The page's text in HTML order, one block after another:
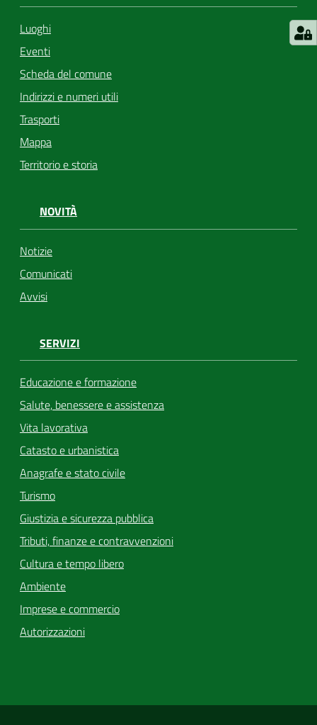
Luoghi
Eventi
Scheda del comune
Indirizzi e numeri utili
Trasporti
Mappa
Territorio e storia
NOVITÀ
Notizie
Comunicati
Avvisi
SERVIZI
Educazione e formazione
Salute, benessere e assistenza
Vita lavorativa
Catasto e urbanistica
Anagrafe e stato civile
Turismo
Giustizia e sicurezza pubblica
Tributi, finanze e contravvenzioni
Cultura e tempo libero
Ambiente
Imprese e commercio
Autorizzazioni